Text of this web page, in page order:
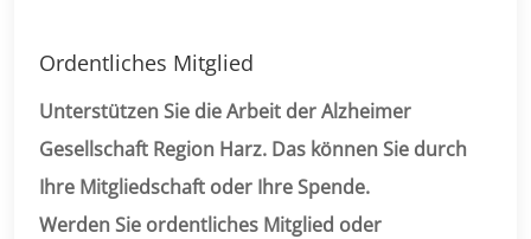
Ordentliches Mitglied
Unterstützen Sie die Arbeit der Alzheimer
Gesellschaft Region Harz. Das können Sie durch
Ihre Mitgliedschaft oder Ihre Spende.
Werden Sie ordentliches Mitglied oder